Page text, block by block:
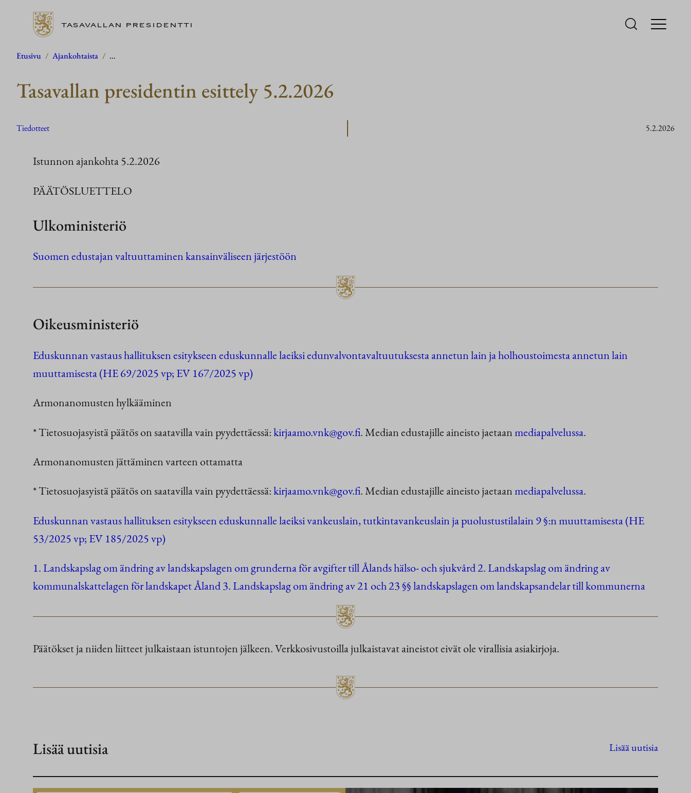
Siirry
TASAVALLAN PRESIDENTTI
Etusivu / Ajankohtaista / …
Tasavallan presidentin esittely 5.2.2026
Tiedotteet 5.2.2026
Istunnon ajankohta 5.2.2026
PÄÄTÖSLUETTELO
Ulkoministeriö
Suomen edustajan valtuuttaminen kansainväliseen järjestöön
Oikeusministeriö
Eduskunnan vastaus hallituksen esitykseen eduskunnalle laeiksi edunvalvontavaltuutuksesta annetun lain ja holhoustoimesta annetun lain
muuttamisesta (HE 69/2025 vp; EV 167/2025 vp)
Armonanomusten hylkääminen
* Tietosuojasyistä päätös on saatavilla vain pyydettäessä:kirjaamo.vnk@gov.fi. Median edustajille aineisto jaetaanmediapalvelussa.
Armonanomusten jättäminen varteen ottamatta
* Tietosuojasyistä päätös on saatavilla vain pyydettäessä:kirjaamo.vnk@gov.fi. Median edustajille aineisto jaetaanmediapalvelussa.
Eduskunnan vastaus hallituksen esitykseen eduskunnalle laeiksi vankeuslain, tutkintavankeuslain ja puolustustilalain 9 §:n muuttamisesta (HE
53/2025 vp; EV 185/2025 vp)
1. Landskapslag om ändring av landskapslagen om grunderna för avgifter till Ålands hälso- och sjukvård 2. Landskapslag om ändring av
kommunalskattelagen för landskapet Åland 3. Landskapslag om ändring av 21 och 23 §§ landskapslagen om landskapsandelar till kommunerna
Päätökset ja niiden liitteet julkaistaan istuntojen jälkeen. Verkkosivustoilla julkaistavat aineistot eivät ole virallisia asiakirjoja.
Lisää uutisia Lisää uutisia